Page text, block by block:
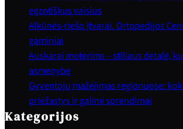
egzotiškus vaisius
Alkūnės-riešo įtvarai. Ortopedijos
gaminiai
Auskarai moterims – stiliaus detalė,
asmenybę
Gyventojų mažėjimas regionuose:
priežastys ir galimi sprendimai
Kategorijos